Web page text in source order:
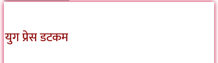
युग प्रेस डटकम